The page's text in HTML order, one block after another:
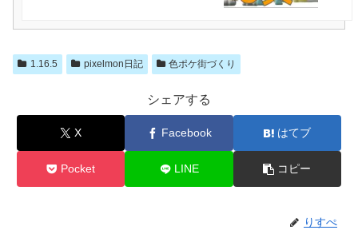
1.16.5 pixelmon日記 色ポケ街づくり
シェアする
X Facebook はてブ
Pocket LINE コピー
りすぺ